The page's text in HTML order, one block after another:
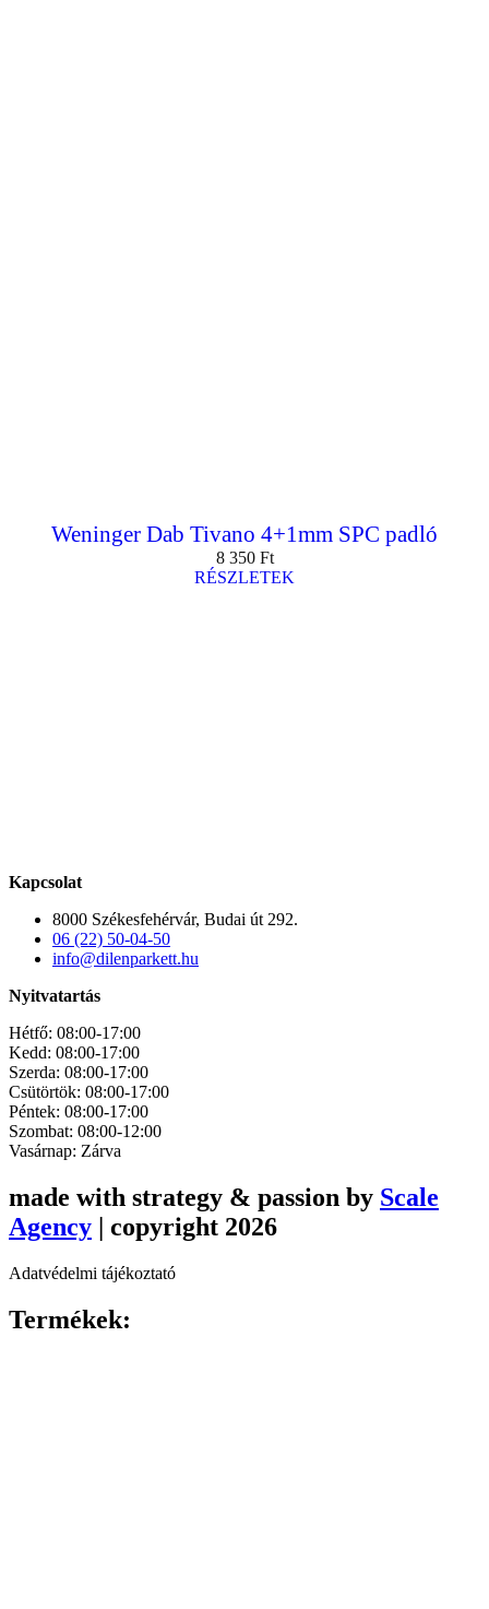
Weninger Dab Tivano 4+1mm SPC padló
8 350 Ft
RÉSZLETEK
Kapcsolat
8000 Székesfehérvár, Budai út 292.
06 (22) 50-04-50
info@dilenparkett.hu
Nyitvatartás
Hétfő: 08:00-17:00
Kedd: 08:00-17:00
Szerda: 08:00-17:00
Csütörtök: 08:00-17:00
Péntek: 08:00-17:00
Szombat: 08:00-12:00
Vasárnap: Zárva
made with strategy & passion by Scale
Agency | copyright 2026
Adatvédelmi tájékoztató
Termékek: